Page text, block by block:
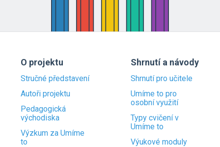
O projektu
Stručné představení
Autoři projektu
Pedagogická
východiska
Výzkum za Umíme
to
Shrnutí a návody
Shrnutí pro učitele
Umíme to pro
osobní využití
Typy cvičení v
Umíme to
Výukové moduly